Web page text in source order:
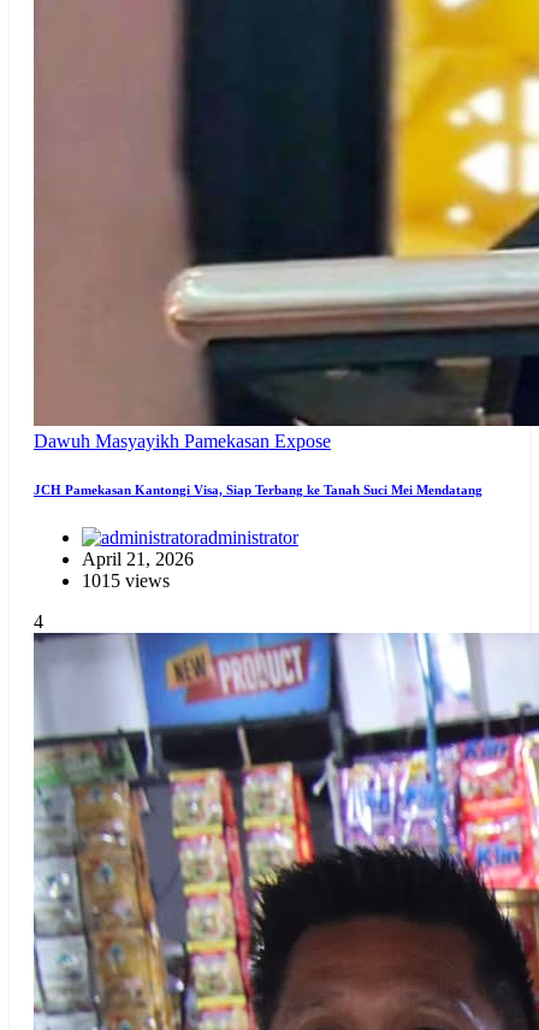
Dawuh Masyayikh Pamekasan Expose
JCH Pamekasan Kantongi Visa, Siap Terbang ke Tanah Suci Mei Mendatang
administrator
April 21, 2026
1015 views
4